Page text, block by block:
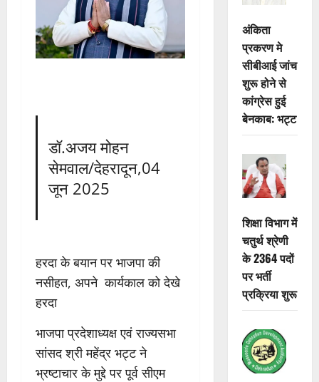
डॉ.अजय मोहन
सेमवाल/देहरादून,04
जून 2025
हरदा के बयान पर भाजपा की
नसीहत, अपने कार्यकाल को देखे
हरदा
भाजपा प्रदेशाध्यक्ष एवं राज्यसभा
सांसद श्री महेंद्र भट्ट ने
भ्रष्टाचार के मुद्दे पर पूर्व सीएम
अंकिता
प्रकरण मे
सीबीआई जांच
शुरू होने से
कांग्रेस हुई
बेनकाब: भट्ट
शिक्षा विभाग में
चतुर्थ श्रेणी
के 2364 पदों
पर भर्ती
प्रक्रिया शुरू